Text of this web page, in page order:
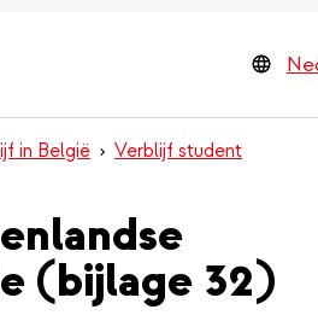
in België Verblijf student
(bijlage 32)